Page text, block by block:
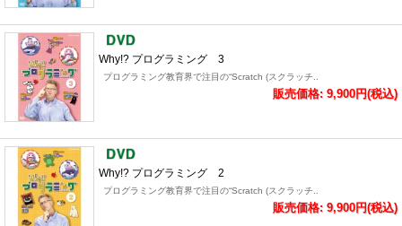
Why!? プログラミング 3
プログラミング教育界で注目の“Scratch (スクラッチ..
販売価格: 9,900円(税込)
Why!? プログラミング 2
プログラミング教育界で注目の“Scratch (スクラッチ..
販売価格: 9,900円(税込)